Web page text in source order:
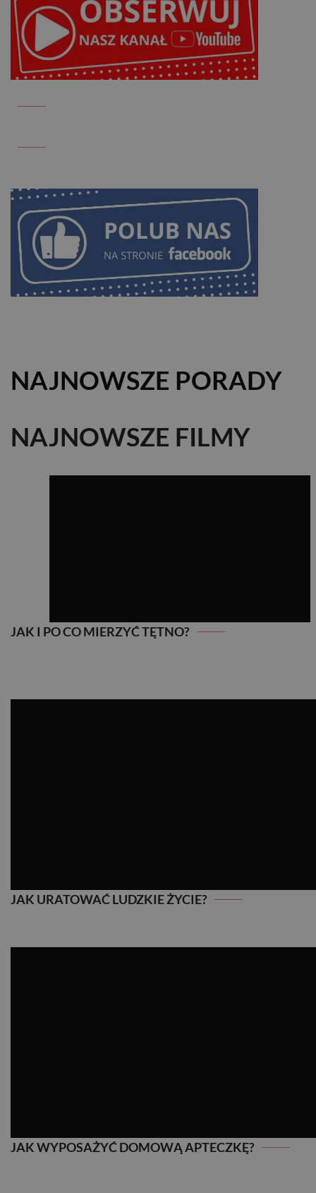
NAJNOWSZE PORADY
NAJNOWSZE FILMY
JAK I PO CO MIERZYĆ TĘTNO?
JAK URATOWAĆ LUDZKIE ŻYCIE?
JAK WYPOSAŻYĆ DOMOWĄ APTECZKĘ?